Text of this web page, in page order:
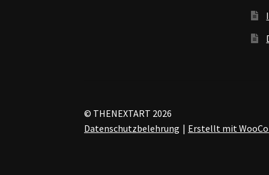
© THENEXTART 2026
Datenschutzbelehrung
Erstellt mit